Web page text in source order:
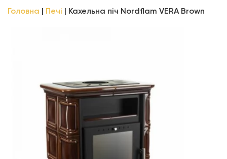
Головна Печі Кахельна піч Nordflam VERA Brown